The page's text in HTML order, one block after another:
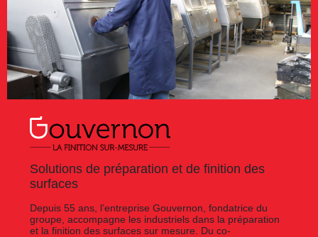
Solutions de préparation et de finition des
surfaces
Depuis 55 ans, l’entreprise Gouvernon, fondatrice du
groupe, accompagne les industriels dans la préparation
et la finition des surfaces sur mesure. Du co-